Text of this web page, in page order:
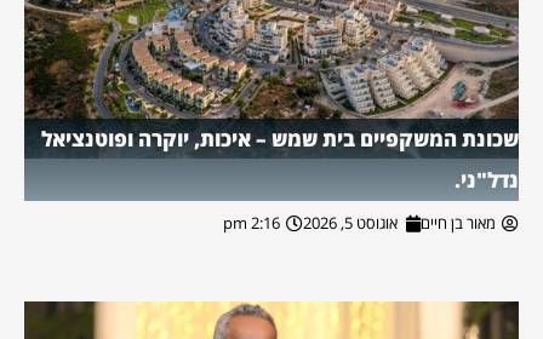
שכונת המשקפיים בית שמש – איכות, יוקרה ופוטנציאל
נדל"ני.
מאור בן חיים אוגוסט 5, 2026 2:16 pm